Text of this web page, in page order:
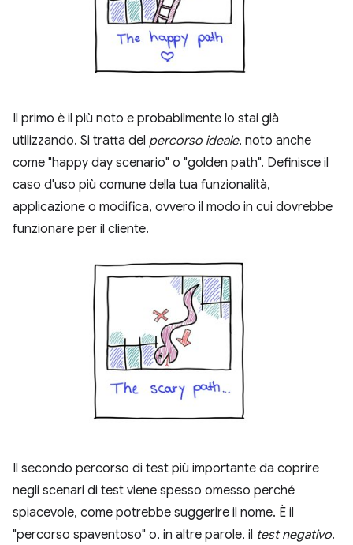
Il primo è il più noto e probabilmente lo stai già
utilizzando. Si tratta del percorso ideale, noto anche
come "happy day scenario" o "golden path". Definisce il
caso d'uso più comune della tua funzionalità,
applicazione o modifica, ovvero il modo in cui dovrebbe
funzionare per il cliente.
Il secondo percorso di test più importante da coprire
negli scenari di test viene spesso omesso perché
spiacevole, come potrebbe suggerire il nome. È il
"percorso spaventoso" o, in altre parole, il test negativo.